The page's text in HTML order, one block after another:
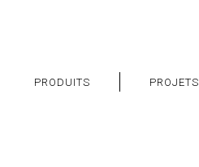
PRODUITS PROJETS